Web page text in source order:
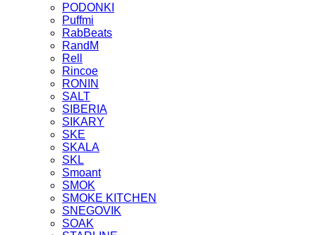
PODONKI
Puffmi
RabBeats
RandM
Rell
Rincoe
RONIN
SALT
SIBERIA
SIKARY
SKE
SKALA
SKL
Smoant
SMOK
SMOKE KITCHEN
SNEGOVIK
SOAK